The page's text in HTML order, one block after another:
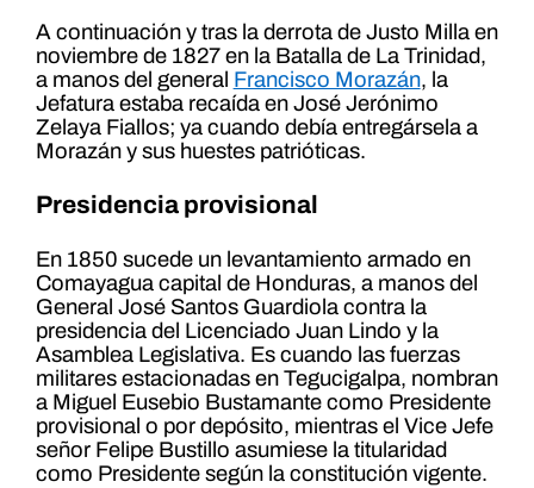
A continuación y tras la derrota de Justo Milla en
noviembre de 1827 en la Batalla de La Trinidad,
a manos del general Francisco Morazán, la
Jefatura estaba recaída en José Jerónimo
Zelaya Fiallos; ya cuando debía entregársela a
Morazán y sus huestes patrióticas.
Presidencia provisional
En 1850 sucede un levantamiento armado en
Comayagua capital de Honduras, a manos del
General José Santos Guardiola contra la
presidencia del Licenciado Juan Lindo y la
Asamblea Legislativa. Es cuando las fuerzas
militares estacionadas en Tegucigalpa, nombran
a Miguel Eusebio Bustamante como Presidente
provisional o por depósito, mientras el Vice Jefe
señor Felipe Bustillo asumiese la titularidad
como Presidente según la constitución vigente.